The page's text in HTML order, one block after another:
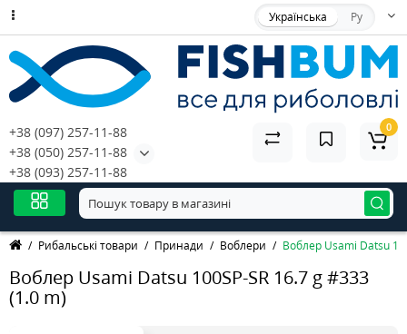
Українська Ру
+38 (097) 257-11-88
+38 (050) 257-11-88
+38 (093) 257-11-88
0
Рибальські товари Принади Воблери Воблер Usami Datsu
Воблер Usami Datsu 100SP-SR 16.7 g #333
(1.0 m)